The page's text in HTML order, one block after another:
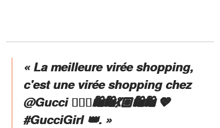
« La meilleure virée shopping,
c'est une virée shopping chez
@Gucci 💁🏼‍♀️🛍️🛍️💃🏼🛍️🛍️ 💖
#GucciGirl 👑. »